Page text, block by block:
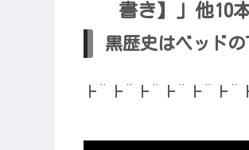
書き】」他10
黒歴史はベッドの